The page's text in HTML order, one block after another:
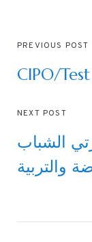
PREVIOUS POST
CIPO/Test
NEXT POST
الشباب
والتربية